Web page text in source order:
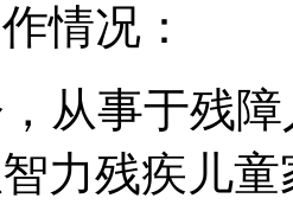
情况：
从事于残
力残疾儿